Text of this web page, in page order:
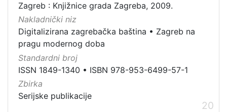
Zagreb : Knjižnice grada Zagreba, 2009.
Nakladnički niz
Digitalizirana zagrebačka baština • Zagreb na
pragu modernog doba
Standardni broj
ISSN 1849-1340 • ISBN 978-953-6499-57-1
Zbirka
Serijske publikacije
20